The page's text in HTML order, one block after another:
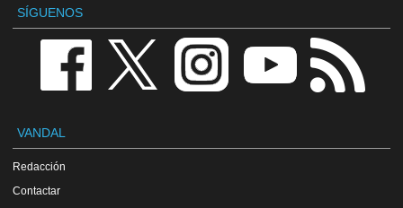
SÍGUENOS
VANDAL
Redacción
Contactar